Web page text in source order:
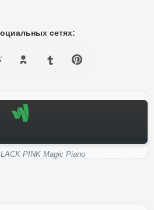
сетях:
PINK Magic Piano